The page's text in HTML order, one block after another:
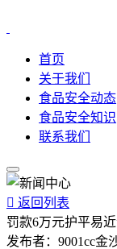
首页
关于我们
食品安全动态
食品安全知识
联系我们
 返回列表
罚款6万元护平易
发布者： 9001cc金